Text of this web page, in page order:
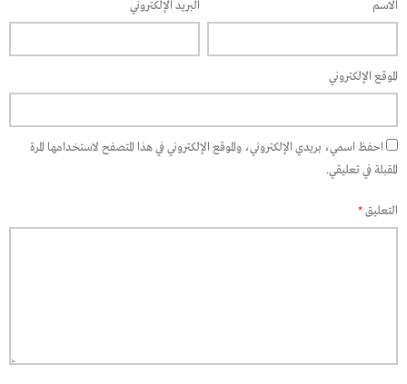
الاسم البريد الإلكتروني
الموقع الإلكتروني
احفظ اسمي، بريدي الإلكتروني، والموقع الإلكتروني في هذا المتصفح لاستخدامها المرة
المقبلة في تعليقي.
التعليق*